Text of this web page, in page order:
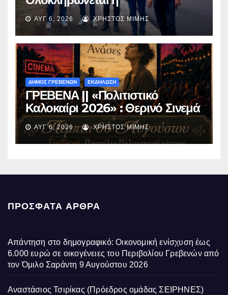
ασφαλτόστρωση της οδού
Περιβόλι – Αβδέλλα
ΑΥΓ 6, 2026 ΧΡΉΣΤΟΣ ΜΊΜΗΣ
ΔΗΜΟΣ ΓΡΕΒΕΝΩΝ ΕΚΔΗΛΩΣΗ
ΓΡΕΒΕΝΑ || «Πολιτιστικό
Καλοκαίρι 2026» : Θερινό Σινεμά
με την βραβευμένη ταινία
«Μικρές Ανάσες».
ΑΥΓ 6, 2026 ΧΡΉΣΤΟΣ ΜΊΜΗΣ
ΠΡΌΣΦΑΤΑ ΆΡΘΡΑ
Απάντηση στο δημογραφικό: Οικονομική ενίσχυση έως
6.000 ευρώ σε οικογένειες του Περιβολίου Γρεβενών από
τον Όμιλο Σαράντη 9 Αυγούστου 2026
Αναστάσιος Τσιρίκας (Πρόεδρος ομάδας ΣΕΙΡΗΝΕΣ)